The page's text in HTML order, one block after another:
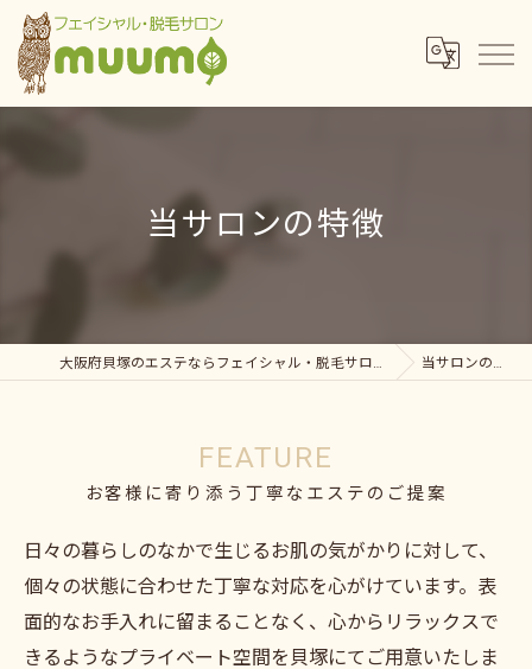
当サロンの特徴
大阪府貝塚のエステならフェイシャル・脱毛サロンmuumo 当サロンの特徴
お客様に寄り添う丁寧なエステのご提案
FEATURE
日々の暮らしのなかで生じるお肌の気がかりに対して、
個々の状態に合わせた丁寧な対応を心がけています。表
面的なお手入れに留まることなく、心からリラックスで
きるようなプライベート空間を貝塚にてご用意いたしま